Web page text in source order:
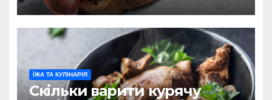
ЇЖА ТА КУЛІНАРІЯ
Скільки варити курячу